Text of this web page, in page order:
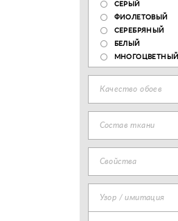
СЕРЫЙ
ФИОЛЕТОВЫЙ
СЕРЕБРЯНЫЙ
БЕЛЫЙ
МНОГОЦВЕТНЫЙ
Качество обоев
Состав ткани
Свойства
Узор / имитация